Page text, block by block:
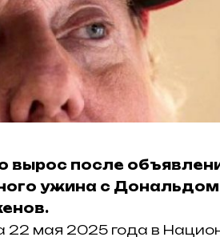
вырос после
ужина с
22 мая 2025 года в